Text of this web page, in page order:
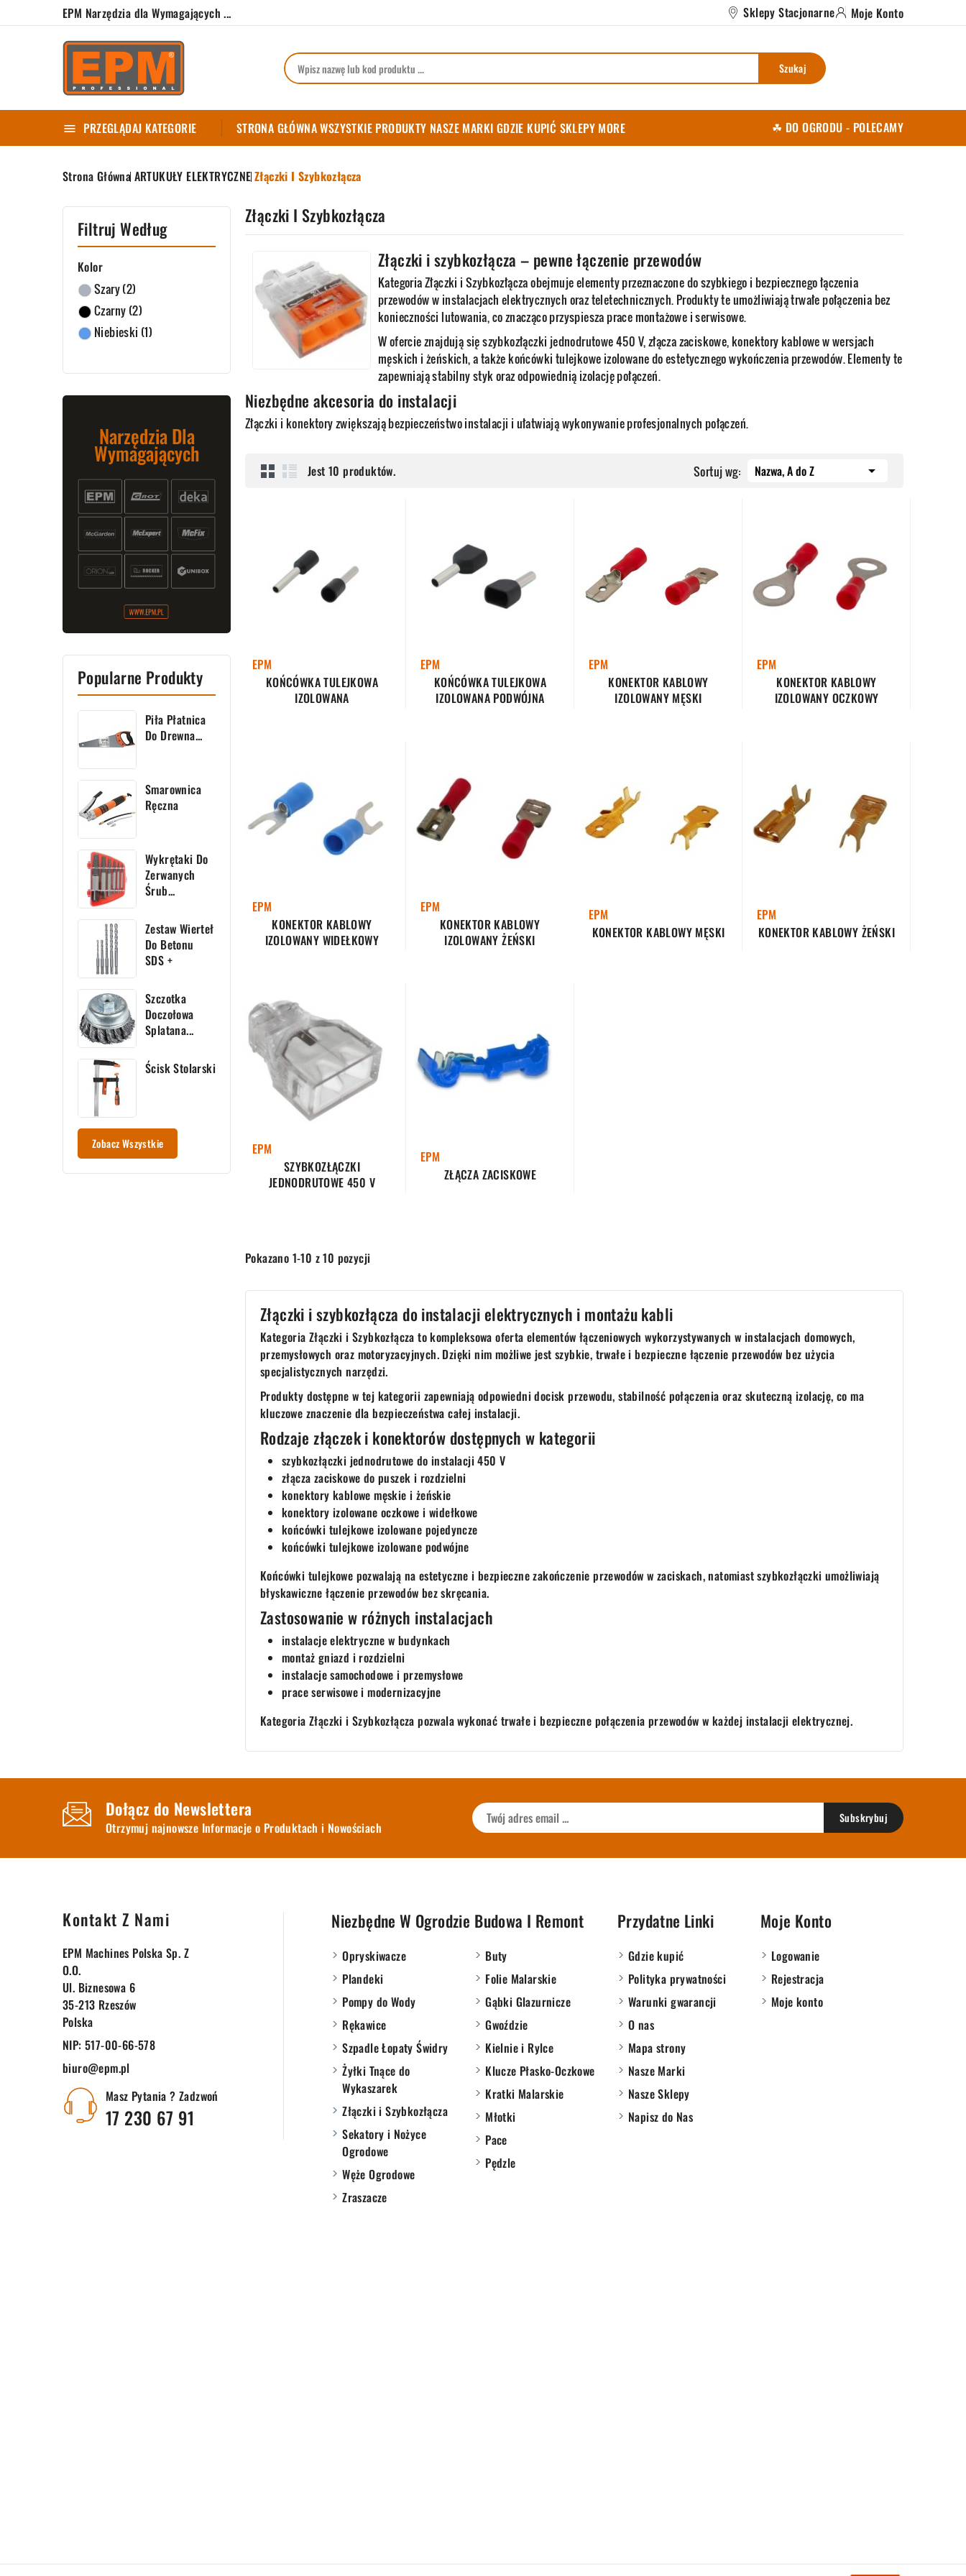
EPM Narzędzia dla Wymagających ... Sklepy Stacjonarne Moje Konto
Szukaj
 PRZEGLĄDAJ KATEGORIE STRONA GŁÓWNAWSZYSTKIE PRODUKTY NASZE MARKI GDZIE KUPIĆ SKLEPY MORE ☘ DO OGRODU - POLECAMY
Strona Główna ARTUKUŁY ELEKTRYCZNEZłączki I Szybkozłącza
Filtruj Według
Kolor
Szary(2)
Czarny (2)
Niebieski (1)
Narzędzia Dla
Wymagających
Popularne Produkty
Piła Płatnica
Do Drewna...
Smarownica
Ręczna
Wykrętaki Do
Zerwanych
Śrub...
Zestaw Wierteł
Do Betonu
SDS +
Szczotka
Doczołowa
Splatana...
Ścisk Stolarski
Zobacz Wszystkie
Złączki I Szybkozłącza
Złączki i szybkozłącza – pewne łączenie przewodów
Kategoria Złączki i Szybkozłącza obejmuje elementy przeznaczone do szybkiego i bezpiecznego łączenia
przewodów w instalacjach elektrycznych oraz teletechnicznych. Produkty te umożliwiają trwałe połączenia bez
konieczności lutowania, co znacząco przyspiesza prace montażowe i serwisowe.
W ofercie znajdują się szybkozłączki jednodrutowe 450 V, złącza zaciskowe, konektory kablowe w wersjach
męskich i żeńskich, a także końcówki tulejkowe izolowane do estetycznego wykończenia przewodów. Elementy te
zapewniają stabilny styk oraz odpowiednią izolację połączeń.
Niezbędne akcesoria do instalacji
Złączki i konektory zwiększają bezpieczeństwo instalacji i ułatwiają wykonywanie profesjonalnych połączeń.
Jest 10 produktów. Sortuj wg: Nazwa, A do Z 
EPM
KOŃCÓWKA TULEJKOWA
IZOLOWANA
EPM
KOŃCÓWKA TULEJKOWA
IZOLOWANA PODWÓJNA
EPM
KONEKTOR KABLOWY
IZOLOWANY MĘSKI
EPM
KONEKTOR KABLOWY
IZOLOWANY OCZKOWY
EPM
KONEKTOR KABLOWY
IZOLOWANY WIDEŁKOWY
EPM
KONEKTOR KABLOWY
IZOLOWANY ŻEŃSKI
EPM
KONEKTOR KABLOWY MĘSKI
EPM
KONEKTOR KABLOWY ŻEŃSKI
EPM
SZYBKOZŁĄCZKI
JEDNODRUTOWE 450 V
EPM
ZŁĄCZA ZACISKOWE
Pokazano 1-10 z 10 pozycji
Złączki i szybkozłącza do instalacji elektrycznych i montażu kabli
Kategoria Złączki i Szybkozłącza to kompleksowa oferta elementów łączeniowych wykorzystywanych w instalacjach domowych,
przemysłowych oraz motoryzacyjnych. Dzięki nim możliwe jest szybkie, trwałe i bezpieczne łączenie przewodów bez użycia
specjalistycznych narzędzi.
Produkty dostępne w tej kategorii zapewniają odpowiedni docisk przewodu, stabilność połączenia oraz skuteczną izolację, co ma
kluczowe znaczenie dla bezpieczeństwa całej instalacji.
Rodzaje złączek i konektorów dostępnych w kategorii
szybkozłączki jednodrutowe do instalacji 450 V
złącza zaciskowe do puszek i rozdzielni
konektory kablowe męskie i żeńskie
konektory izolowane oczkowe i widełkowe
końcówki tulejkowe izolowane pojedyncze
końcówki tulejkowe izolowane podwójne
Końcówki tulejkowe pozwalają na estetyczne i bezpieczne zakończenie przewodów w zaciskach, natomiast szybkozłączki umożliwiają
błyskawiczne łączenie przewodów bez skręcania.
Zastosowanie w różnych instalacjach
instalacje elektryczne w budynkach
montaż gniazd i rozdzielni
instalacje samochodowe i przemysłowe
prace serwisowe i modernizacyjne
Kategoria Złączki i Szybkozłącza pozwala wykonać trwałe i bezpieczne połączenia przewodów w każdej instalacji elektrycznej.
Dołącz do Newslettera
Otrzymuj najnowsze Informacje o Produktach i Nowościach
Kontakt Z Nami
EPM Machines Polska Sp. Z
O.o.
Ul. Biznesowa 6
35-213 Rzeszów
Polska
NIP: 517-00-66-578
biuro@epm.pl
Masz Pytania ? Zadzwoń
17 230 67 91
Niezbędne W Ogrodzie
Opryskiwacze
Plandeki
Pompy do Wody
Rękawice
Szpadle Łopaty Świdry
Żyłki Tnące do
Wykaszarek
Złączki i Szybkozłącza
Sekatory i Nożyce
Ogrodowe
Węże Ogrodowe
Zraszacze
Budowa I Remont
Buty
Folie Malarskie
Gąbki Glazurnicze
Gwoździe
Kielnie i Rylce
Klucze Płasko-Oczkowe
Kratki Malarskie
Młotki
Pace
Pędzle
Przydatne Linki
Gdzie kupić
Polityka prywatności
Warunki gwarancji
O nas
Mapa strony
Nasze Marki
Nasze Sklepy
Napisz do Nas
Moje Konto
Logowanie
Rejestracja
Moje konto